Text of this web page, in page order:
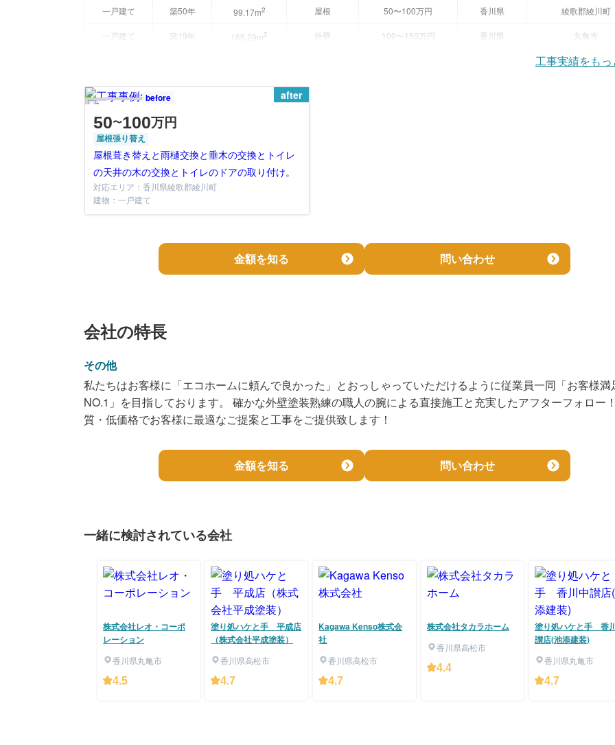
一戸建て 築50年 99.17m2 屋根 50〜100万円 香川県 綾歌郡綾川町
一戸建て 築19年 165.29m2 外壁 100〜150万円 香川県 丸亀市
工事実績をも
after
before
50〜100万円
屋根張り替え
屋根葺き替えと雨樋交換と垂木の交換とトイレ
の天井の木の交換とトイレのドアの取り付け。
対応エリア：香川県綾歌郡綾川町
建物：一戸建て
金額を知る 問い合わせ
会社の特長
その他
私たちはお客様に「エコホームに頼んで良かった」とおっしゃっていただけるように従業員一同「お客様満
NO.1」を目指しております。 確かな外壁塗装熟練の職人の腕による直接施工と充実したアフターフォロー
質・低価格でお客様に最適なご提案と工事をご提供致します！
金額を知る 問い合わせ
一緒に検討されている会社
株式会社レオ・コーポ
レーション
香川県丸亀市
4.5
塗り処ハケと手 平成店
（株式会社平成塗装）
香川県高松市
4.7
Kagawa Kenso株式会
社
香川県高松市
4.7
株式会社タカラホーム
香川県高松市
4.4
塗り処ハケと手 香
讃店(池添建装)
香川県丸亀市
4.7